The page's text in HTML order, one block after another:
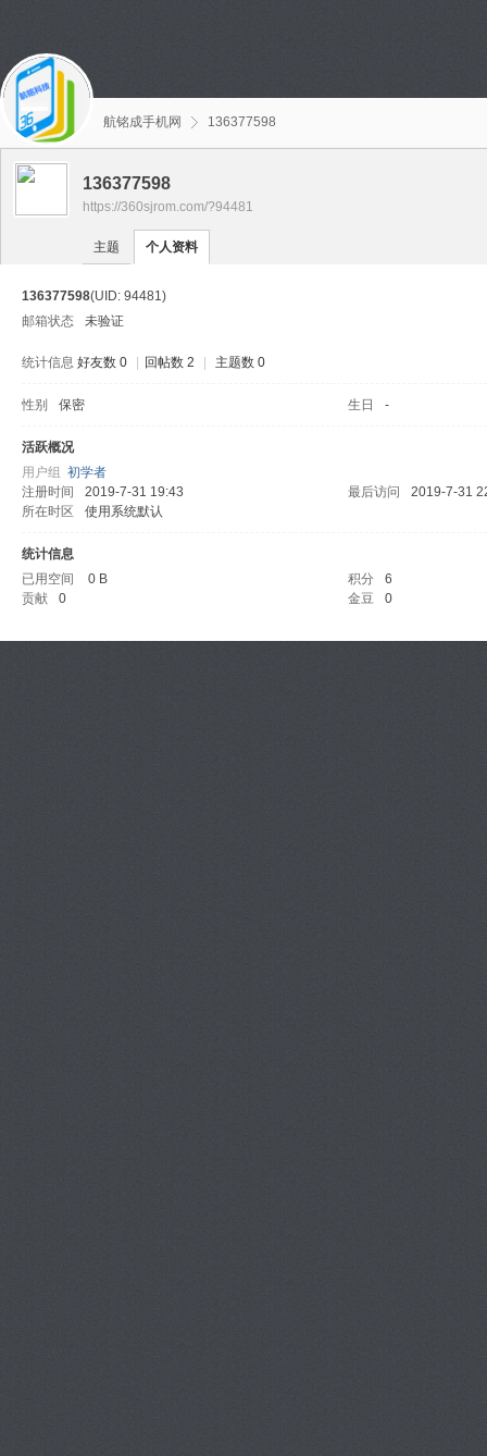
航铭成手机网 136377598
136377598
https://360sjrom.com/?94481
主题 个人资料
136377598(UID: 94481)
邮箱状态
未验证
统计信息 好友数 0 回帖数 2 主题数 0
性别 保密 生日 -
活跃概况
用户组 初学者
注册时间
2019-7-31 19:43 最后访问
2019-7-31
所在时区
使用系统默认
统计信息
已用空间
0 B 积分
6
贡献
0 金豆 0